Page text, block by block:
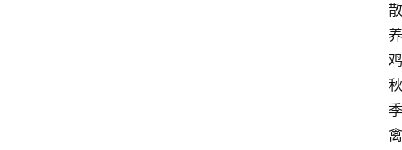
散
养
鸡
秋
季
禽